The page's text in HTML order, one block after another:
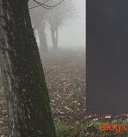
Blog